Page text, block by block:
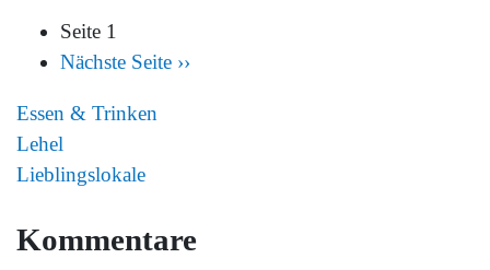
Seite 1
Nächste Seite ››
Essen & Trinken
Lehel
Lieblingslokale
Kommentare